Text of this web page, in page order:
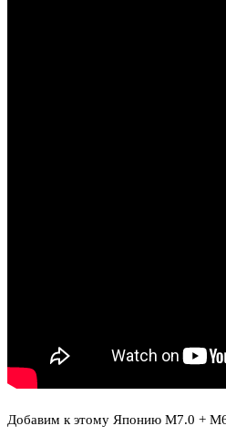
Добавим к этому Японию М7.0 +